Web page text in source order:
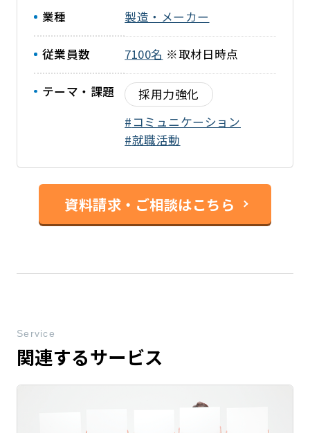
業種 製造・メーカー
従業員数 7100名 ※取材日時点
テーマ・課題
採用力強化
コミュニケーション
就職活動
資料請求・ご相談はこちら
関連するサービス
Service